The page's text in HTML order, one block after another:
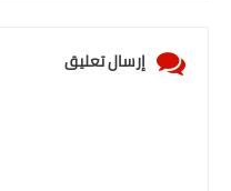
إرسال تعليق